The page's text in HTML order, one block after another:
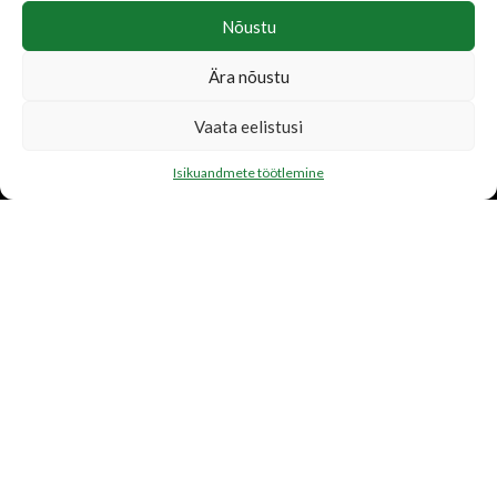
Nõustu
Ära nõustu
Vaata eelistusi
Isikuandmete töötlemine